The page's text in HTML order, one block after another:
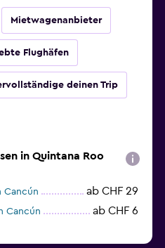
Mietwagenanbieter
Flughäfen
deinen Trip
in Quintana Roo
Cancún ab CHF 29
Cancún ab CHF 6